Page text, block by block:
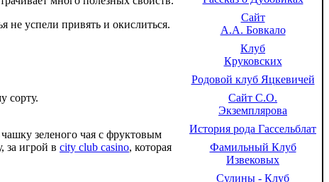
не успели привять и окислиться.
сорту.
зеленого чая с фруктовым
за игрой в city club casino, которая
Сайт
А.А. Бовкало
Клуб
Круковских
Родовой клуб Яцкевичей
Сайт С.О.
Экземплярова
История рода Гассельблат
Фамильный Клуб
Извековых
Сулины - Клуб